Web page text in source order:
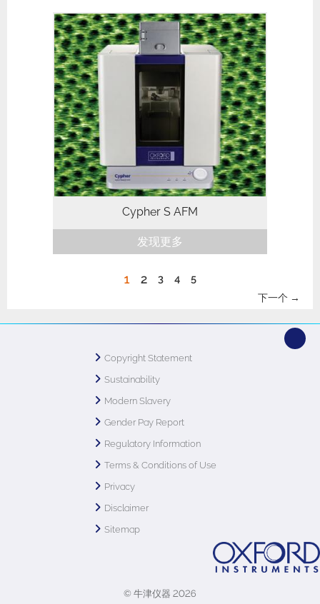
Asylum ResearchCypher S 是一款可商业
化的快速扫描AFM，而且Cypher 系列AFM
系列是少有的全功能快速扫描AFM，该系
列AFM可兼容各种模式和配件。此外，该
系列的优势还在于其更容易获得高分辨...
Cypher S AFM
发现更多
1 2 3 4
5
下一个 →
Copyright Statement
Sustainability
Modern Slavery
Gender Pay Report
Regulatory Information
Terms & Conditions of Use
Privacy
Disclaimer
Sitemap
© 牛津仪器 2026